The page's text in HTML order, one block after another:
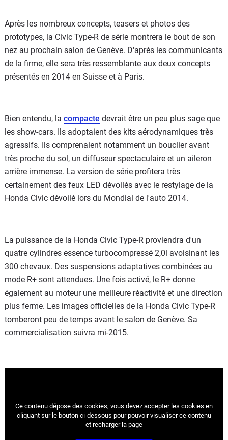
Après les nombreux concepts, teasers et photos des
prototypes, la Civic Type-R de série montrera le bout de son
nez au prochain salon de Genève. D'après les communicants
de la firme, elle sera très ressemblante aux deux concepts
présentés en 2014 en Suisse et à Paris.
Bien entendu, la compacte devrait être un peu plus sage que
les show-cars. Ils adoptaient des kits aérodynamiques très
agressifs. Ils comprenaient notamment un bouclier avant
très proche du sol, un diffuseur spectaculaire et un aileron
arrière immense. La version de série profitera très
certainement des feux LED dévoilés avec le restylage de la
Honda Civic dévoilé lors du Mondial de l'auto 2014.
La puissance de la Honda Civic Type-R proviendra d'un
quatre cylindres essence turbocompressé 2,0l avoisinant les
300 chevaux. Des suspensions adaptatives combinées au
mode R+ sont attendues. Une fois activé, le R+ donne
également au moteur une meilleure réactivité et une direction
plus ferme. Les images officielles de la Honda Civic Type-R
tomberont peu de temps avant le salon de Genève. Sa
commercialisation suivra mi-2015.
Ce contenu dépose des cookies, vous devez accepter les cookies en
cliquant sur le bouton ci-dessous pour pouvoir visualiser ce contenu
et recharger la page